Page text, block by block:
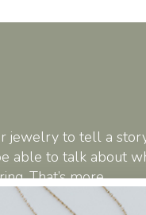
jewelry to tell a
able to talk about
That’s more
to me than a name,